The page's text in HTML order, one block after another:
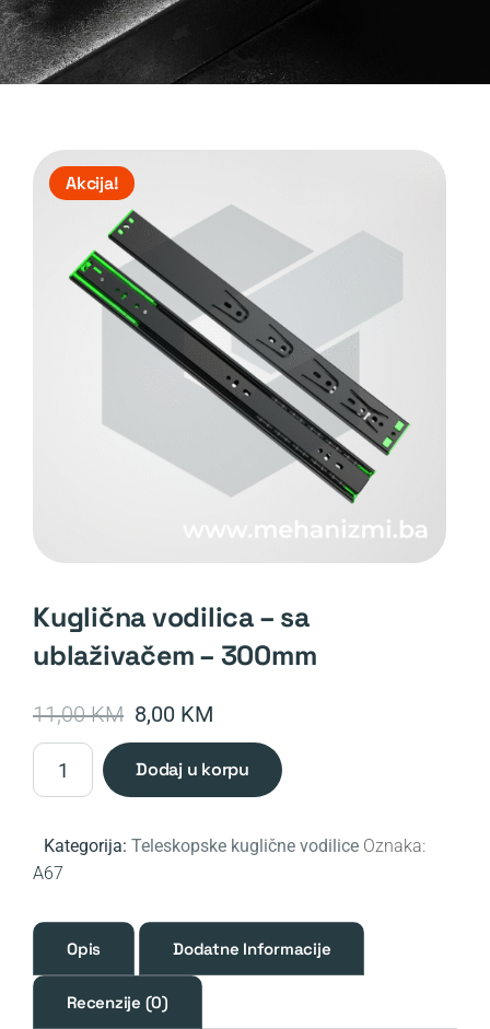
Akcija!
kuglična vodilica – sa
ublaživačem – 300mm
11,00KM Original
price
was:
8,00 KM
price
is:
Kuglična
vodilica
sa
ublaživačem
300mm
količina
dodaj u korpu
Kategorija: Teleskopske kuglične vodilice Oznaka:
A67
Opis Dodatne Informacije
Recenzije (0)